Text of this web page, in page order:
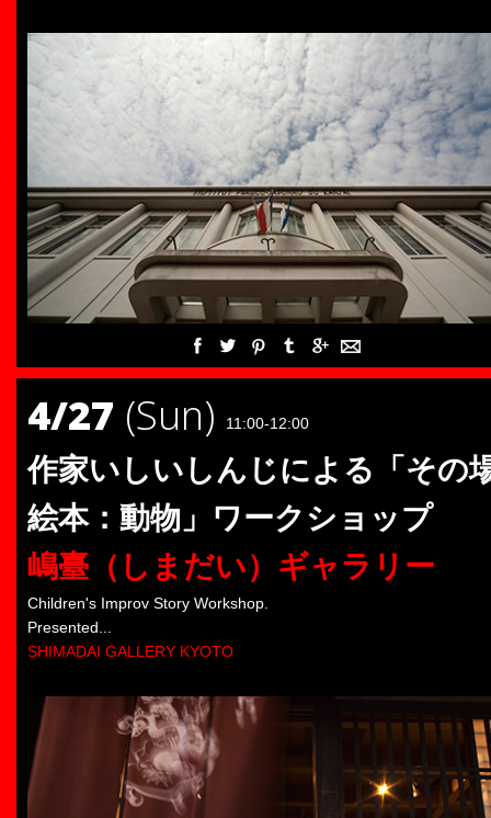
4/27 (Sun) 11:00-12:00
作家いしいしんじによる「その
絵本：動物」ワークショップ
嶋臺（しまだい）ギャラリー
Children's Improv Story Workshop.
Presented...
SHIMADAI GALLERY KYOTO